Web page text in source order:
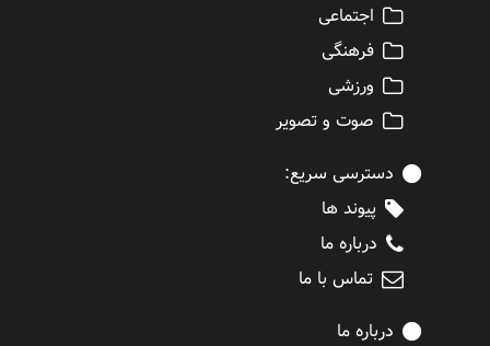
اجتماعی
فرهنگی
ورزشی
صوت و تصویر
دسترسی سریع:
پیوند ها
درباره ما
تماس با ما
درباره ما